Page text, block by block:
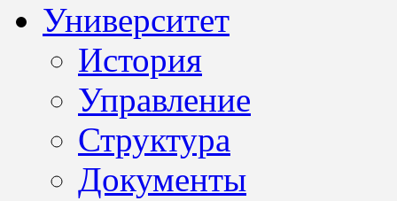
Университет
История
Управление
Структура
Документы